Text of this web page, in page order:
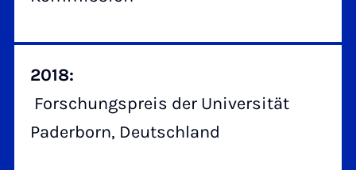
2018:
Forschungspreis der Universität
Paderborn, Deutschland